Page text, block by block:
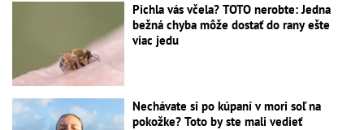
Pichla vás včela? TOTO nerobte: Jedna
bežná chyba môže dostať do rany ešte
viac jedu
Nechávate si po kúpaní v mori soľ na
pokožke? Toto by ste mali vedieť